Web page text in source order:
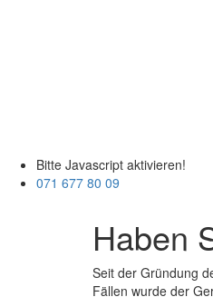
Bitte Javascript aktivieren!
071 677 80 09
Haben
Seit der Gründung
Fällen wurde der